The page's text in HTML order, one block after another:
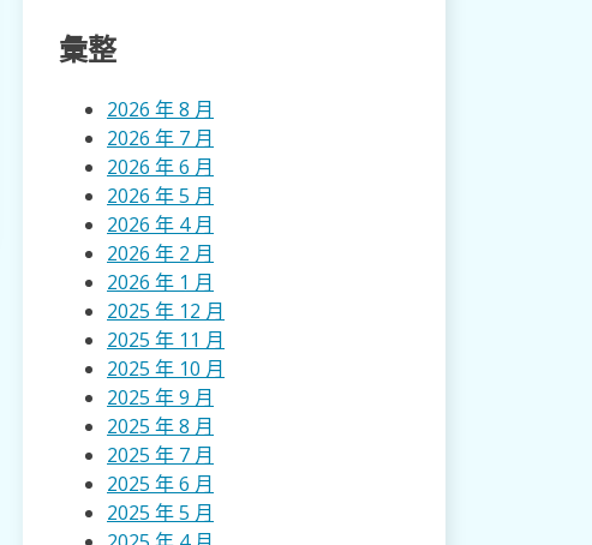
彙整
2026 年 8 月
2026 年 7 月
2026 年 6 月
2026 年 5 月
2026 年 4 月
2026 年 2 月
2026 年 1 月
2025 年 12 月
2025 年 11 月
2025 年 10 月
2025 年 9 月
2025 年 8 月
2025 年 7 月
2025 年 6 月
2025 年 5 月